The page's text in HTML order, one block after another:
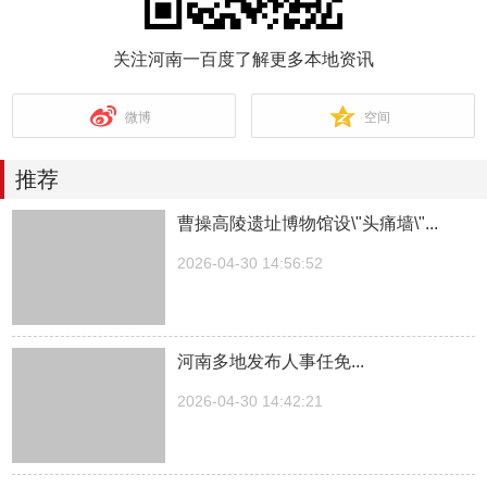
关注河南一百度了解更多本地资讯
微博 空间
推荐
曹操高陵遗址博物馆设\"头痛墙\"...
2026-04-30 14:56:52
河南多地发布人事任免...
2026-04-30 14:42:21